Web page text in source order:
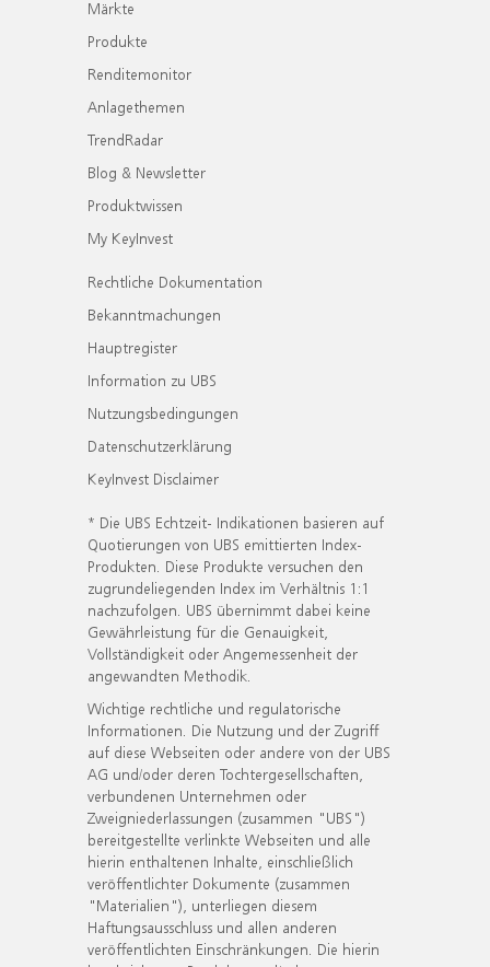
Märkte
Produkte
Renditemonitor
Anlagethemen
TrendRadar
Blog & Newsletter
Produktwissen
My KeyInvest
Rechtliche Dokumentation
Bekanntmachungen
Hauptregister
Information zu UBS
Nutzungsbedingungen
Datenschutzerklärung
KeyInvest Disclaimer
* Die UBS Echtzeit- Indikationen basieren auf
Quotierungen von UBS emittierten Index-
Produkten. Diese Produkte versuchen den
zugrundeliegenden Index im Verhältnis 1:1
nachzufolgen. UBS übernimmt dabei keine
Gewährleistung für die Genauigkeit,
Vollständigkeit oder Angemessenheit der
angewandten Methodik.
Wichtige rechtliche und regulatorische
Informationen. Die Nutzung und der Zugriff
auf diese Webseiten oder andere von der UBS
AG und/oder deren Tochtergesellschaften,
verbundenen Unternehmen oder
Zweigniederlassungen (zusammen "UBS")
bereitgestellte verlinkte Webseiten und alle
hierin enthaltenen Inhalte, einschließlich
veröffentlichter Dokumente (zusammen
"Materialien"), unterliegen diesem
Haftungsausschluss und allen anderen
veröffentlichten Einschränkungen. Die hierin